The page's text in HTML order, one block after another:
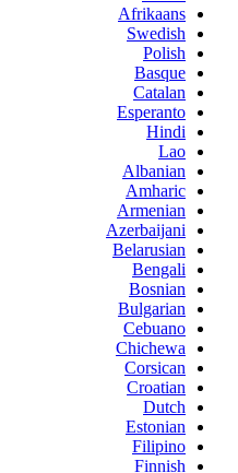
Afrikaans
Swedish
Polish
Basque
Catalan
Esperanto
Hindi
Lao
Albanian
Amharic
Armenian
Azerbaijani
Belarusian
Bengali
Bosnian
Bulgarian
Cebuano
Chichewa
Corsican
Croatian
Dutch
Estonian
Filipino
Finnish